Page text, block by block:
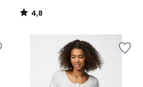
4,8
/